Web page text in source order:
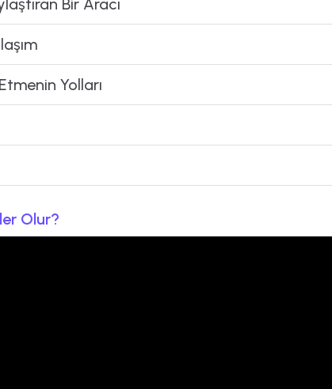
Bir Aracı
Yolları
Olur?